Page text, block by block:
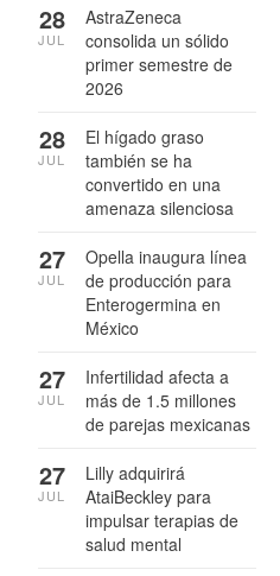
AstraZeneca
consolida un sólido
primer semestre de
2026
28
JUL
El hígado graso
también se ha
convertido en una
amenaza silenciosa
28
JUL
Opella inaugura línea
de producción para
Enterogermina en
México
27
JUL
Infertilidad afecta a
más de 1.5 millones
de parejas mexicanas
27
JUL
Lilly adquirirá
AtaiBeckley para
impulsar terapias de
salud mental
27
JUL